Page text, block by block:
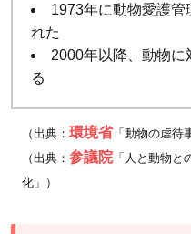
1973年に動物愛護管
れた
2000年以降、動物に
る
（出典： 環境省「動物の虐待
（出典： 参議院「人と動物と
化」）